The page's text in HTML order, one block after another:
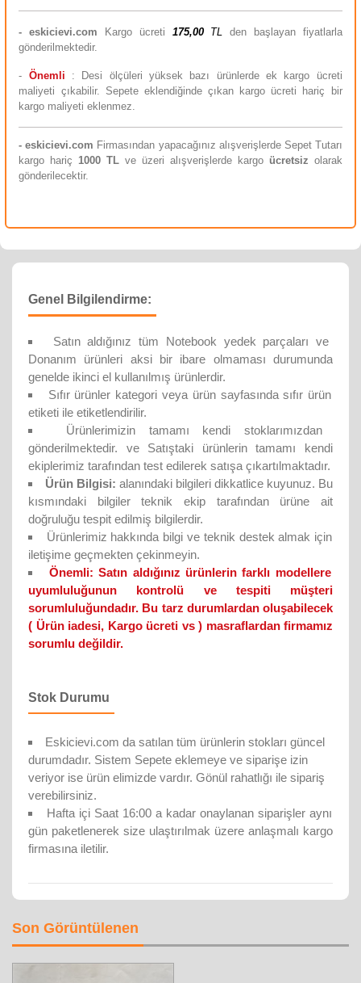
-eskicievi.com Kargo ücreti 175,00 TL den başlayan fiyatlarla
gönderilmektedir.
- Önemli
: Desi ölçüleri yüksek bazı ürünlerde ek kargo ücreti
maliyeti çıkabilir. Sepete eklendiğinde çıkan kargo ücreti hariç bir
kargo maliyeti eklenmez.
-eskicievi.com Firmasından yapacağınız alışverişlerde Sepet Tutarı
kargo hariç1000 TL ve üzeri alışverişlerde kargo ücretsiz olarak
gönderilecektir.
Genel Bilgilendirme:
Satın aldığınız tüm Notebook yedek parçaları ve
Donanım ürünleri aksi bir ibare olmaması durumunda
genelde ikinci el kullanılmış ürünlerdir.
Sıfır ürünler kategori veya ürün sayfasında sıfır ürün
etiketi ile etiketlendirilir.
Ürünlerimizin tamamı kendi stoklarımızdan
gönderilmektedir. ve Satıştaki ürünlerin tamamı kendi
ekiplerimiz tarafından test edilerek satışa çıkartılmaktadır.
Ürün Bilgisi: alanındaki bilgileri dikkatlice kuyunuz. Bu
kısmındaki bilgiler teknik ekip tarafından ürüne ait
doğruluğu tespit edilmiş bilgilerdir.
Ürünlerimiz hakkında bilgi ve teknik destek almak için
iletişime geçmekten çekinmeyin.
Önemli: Satın aldığınız ürünlerin farklı modellere
uyumluluğunun kontrolü ve tespiti müşteri
sorumluluğundadır. Bu tarz durumlardan oluşabilecek
( Ürün iadesi, Kargo ücreti vs ) masraflardan firmamız
sorumlu değildir.
Stok Durumu
Eskicievi.com da satılan tüm ürünlerin stokları güncel
durumdadır. Sistem Sepete eklemeye ve siparişe izin
veriyor ise ürün elimizde vardır. Gönül rahatlığı ile sipariş
verebilirsiniz.
Hafta içi Saat 16:00 a kadar onaylanan siparişler aynı
gün paketlenerek size ulaştırılmak üzere anlaşmalı kargo
firmasına iletilir.
Son Görüntülenen